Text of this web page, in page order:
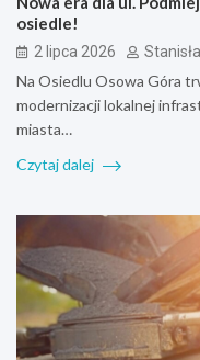
osiedle!
2 lipca 2026
Na Osiedlu Osowa Góra
modernizacji lokalnej
miasta…
Czytaj dalej